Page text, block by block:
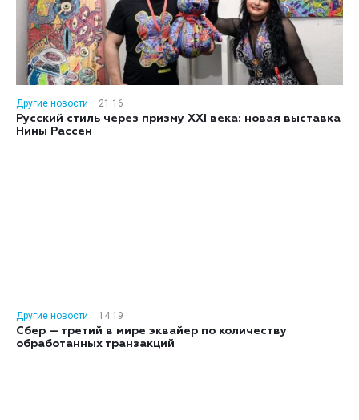
Другие новости
21:16
Русский стиль через призму XXI века: новая выставка
Нины Рассен
Другие новости
14:19
Сбер — третий в мире эквайер по количеству
обработанных транзакций